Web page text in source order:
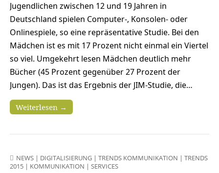
Jugendlichen zwischen 12 und 19 Jahren in
Deutschland spielen Computer-, Konsolen- oder
Onlinespiele, so eine repräsentative Studie. Bei den
Mädchen ist es mit 17 Prozent nicht einmal ein Viertel
so viel. Umgekehrt lesen Mädchen deutlich mehr
Bücher (45 Prozent gegenüber 27 Prozent der
Jungen). Das ist das Ergebnis der JIM-Studie, die…
Weiterlesen →
NEWS | DIGITALISIERUNG | TRENDS KOMMUNIKATION | TRENDS
2015 | KOMMUNIKATION | SERVICES